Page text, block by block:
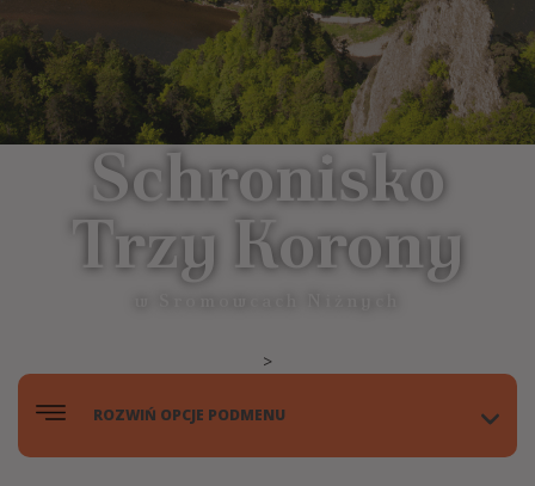
Schronisko
Trzy Korony
>
ROZWIŃ OPCJE PODMENU